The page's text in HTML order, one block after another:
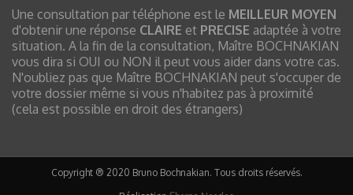
Une consultation par téléphone est le MEILLEUR MOYEN
d'obtenir une réponse CLAIRE et PRECISE adaptée à votre
situation. A la fin de la consultation, Maître BOCHNAKIAN
vous dira si OUI ou NON il peut vous aider dans votre cas.
N'oubliez pas que Maître BOCHNAKIAN peut s'occuper de
votre dossier même si vous n'habitez pas à proximité
(cela est possible en droit des étrangers)
Copyright ® 2020 Bruno Bochnakian. Tous droits réservés.